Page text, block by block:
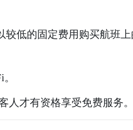
较低的固定费用购买航班
人才有资格享受免费服务。